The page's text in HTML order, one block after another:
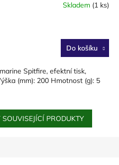
Skladem (1 ks)
Do košíku
Spitfire, efektní tisk,
(mm): 200 Hmotnost (g): 5
PRODUKTY